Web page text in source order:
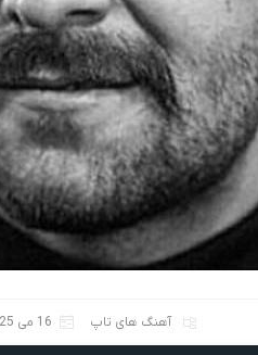
آهنگ های تاپ 16 می 2025